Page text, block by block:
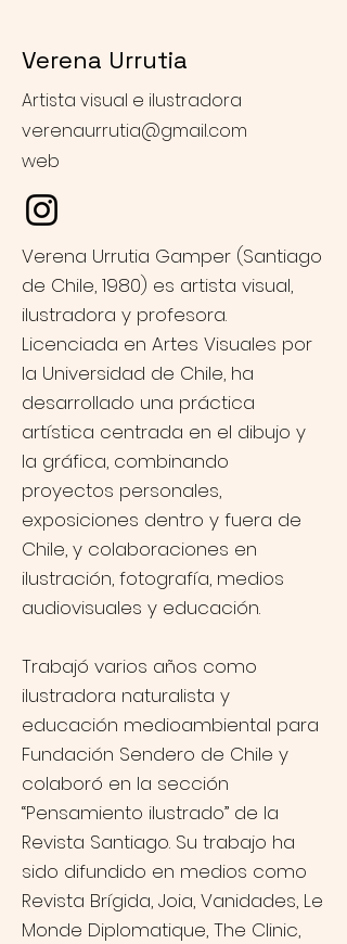
Verena Urrutia
Artista visual e ilustradora
verenaurrutia@gmail.com
web
Verena Urrutia Gamper (Santiago
de Chile, 1980) es artista visual,
ilustradora y profesora.
Licenciada en Artes Visuales por
la Universidad de Chile, ha
desarrollado una práctica
artística centrada en el dibujo y
la gráfica, combinando
proyectos personales,
exposiciones dentro y fuera de
Chile, y colaboraciones en
ilustración, fotografía, medios
audiovisuales y educación.
Trabajó varios años como
ilustradora naturalista y
educación medioambiental para
Fundación Sendero de Chile y
colaboró en la sección
“Pensamiento ilustrado” de la
Revista Santiago. Su trabajo ha
sido difundido en medios como
Revista Brígida, Joia, Vanidades, Le
Monde Diplomatique, The Clinic,